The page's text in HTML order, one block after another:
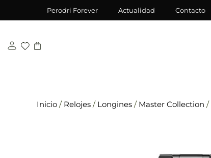
Perodri Forever Actualidad Contacto
Inicio / Relojes / Longines / Master Collection /